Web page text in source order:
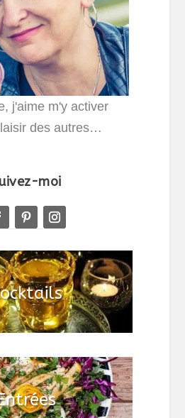
j'aime m'y activer
des autres…
moi